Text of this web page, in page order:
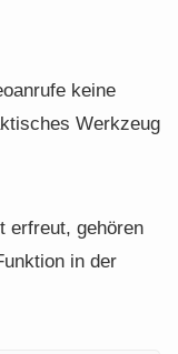
keine
Werkzeug
erfreut, gehören
in der